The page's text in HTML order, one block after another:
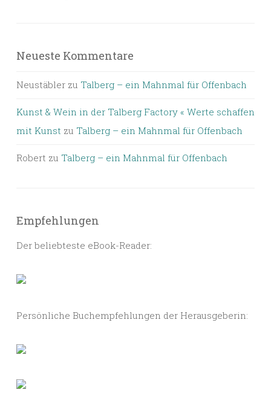
Neueste Kommentare
Neustäbler zu Talberg – ein Mahnmal für Offenbach
Kunst & Wein in der Talberg Factory « Werte schaffen
mit Kunst zu Talberg – ein Mahnmal für Offenbach
Robert zu Talberg – ein Mahnmal für Offenbach
Empfehlungen
Der beliebteste eBook-Reader:
Persönliche Buchempfehlungen der Herausgeberin: